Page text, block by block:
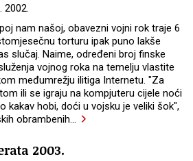
2002.
nam našoj, obavezni vojni rok traje 6
torturu ipak puno lakše
slučaj. Naime, određeni broj finske
vojnog roka na temelju vlastite
međumrežju ilitiga Internetu. "Za
ili se igraju na kompjuteru cijele noći
kakav hobi, doći u vojsku je veliki šok",
obrambenih…
2003.